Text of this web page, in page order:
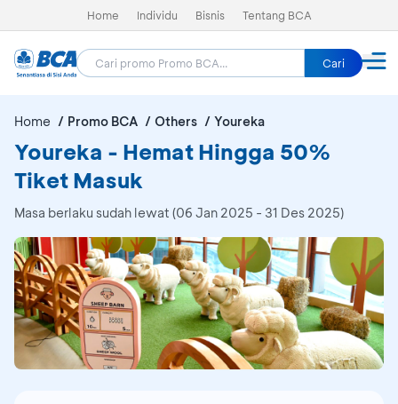
Home Individu Bisnis Tentang BCA
Cari
Home Promo BCA Others Youreka
Youreka - Hemat Hingga 50%
Tiket Masuk
Masa berlaku sudah lewat (06 Jan 2025 - 31 Des 2025)